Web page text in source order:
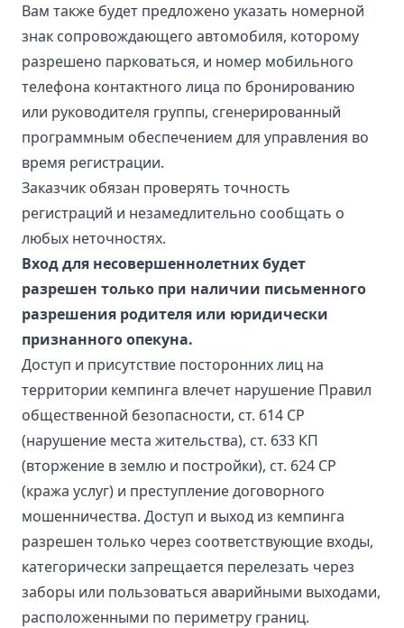
Вам также будет предложено указать номерной
знак сопровождающего автомобиля, которому
разрешено парковаться, и номер мобильного
телефона контактного лица по бронированию
или руководителя группы, сгенерированный
программным обеспечением для управления во
время регистрации.
Заказчик обязан проверять точность
регистраций и незамедлительно сообщать о
любых неточностях.
Вход для несовершеннолетних будет
разрешен только при наличии письменного
разрешения родителя или юридически
признанного опекуна.
Доступ и присутствие посторонних лиц на
территории кемпинга влечет нарушение Правил
общественной безопасности, ст. 614 CP
(нарушение места жительства), ст. 633 КП
(вторжение в землю и постройки), ст. 624 CP
(кража услуг) и преступление договорного
мошенничества. Доступ и выход из кемпинга
разрешен только через соответствующие входы,
категорически запрещается перелезать через
заборы или пользоваться аварийными выходами,
расположенными по периметру границ.